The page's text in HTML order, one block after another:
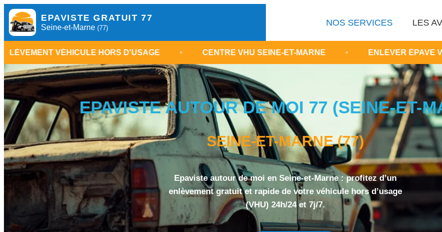
EPAVISTE GRATUIT 77
Seine-et-Marne (77)
NOS SERVICES LES
VÉHICULE HORS D'USAGE • CENTRE VHU SEINE-ET-MARNE • ENLEVER ÉPAVE VOITURE
EPAVISTE AUTOUR DE MOI 77 (SEINE-ET-
SEINE-ET-MARNE (77)
Epaviste autour de moi en Seine-et-Marne : profitez d’un
enlèvement gratuit et rapide de votre véhicule hors d’usage
(VHU) 24h/24 et 7j/7.